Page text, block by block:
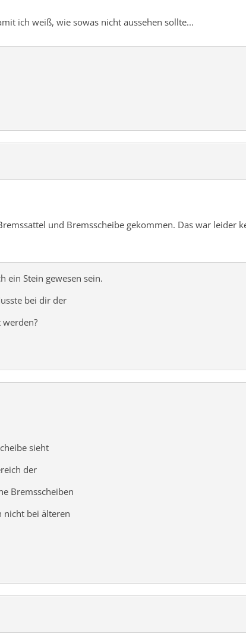
ich weiß, wie sowas nicht aussehen sollte...
und Bremsscheibe gekommen. Das war leider
ein Stein gewesen sein.
bei dir der
sieht
der
Bremsscheiben
nicht bei älteren